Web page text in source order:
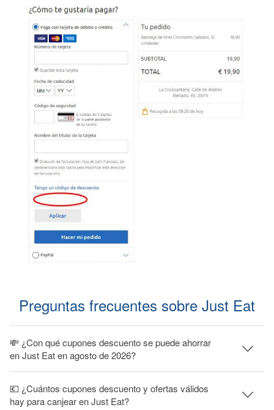
Preguntas frecuentes sobre Just Eat
💸 ¿Con qué cupones descuento se puede ahorrar
en Just Eat en agosto de 2026?
💶 ¿Cuántos cupones descuento y ofertas válidos
hay para canjear en Just Eat?